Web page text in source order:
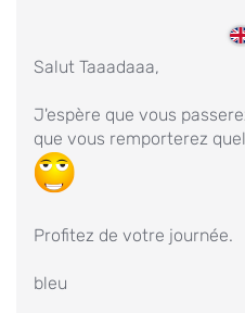
Salut Taaadaaa,
J'espère que vous
que vous remporterez
Profitez de votre journée.
bleu